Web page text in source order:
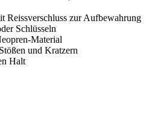
Reissverschluss zur Aufbewahrung
Schlüsseln
Material
und Kratzern
Halt